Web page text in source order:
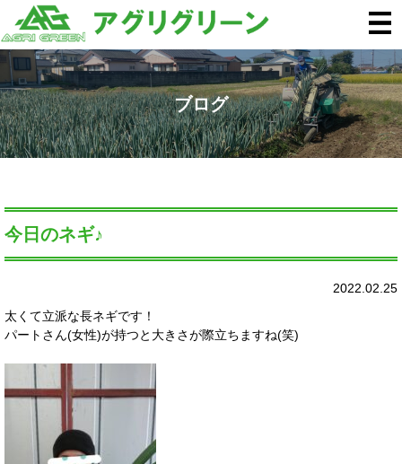
ブログ
今日のネギ♪
2022.02.25
太くて立派な長ネギです！
パートさん(女性)が持つと大きさが際立ちますね(笑)